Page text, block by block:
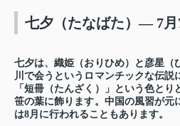
七夕（たなばた）― 7月
七夕は、織姫（おりひめ）と彦星（
川で会うというロマンチックな伝説
「短冊（たんざく）」という色とり
笹の葉に飾ります。中国の風習が元
は8月に行われることもあります。